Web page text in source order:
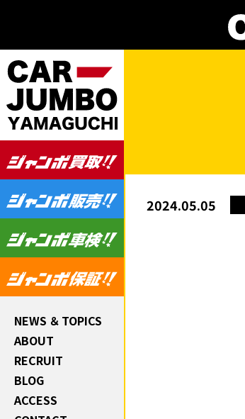
NEWS ＆ TOPICS
ABOUT
RECRUIT
BLOG
ACCESS
2024.05.05